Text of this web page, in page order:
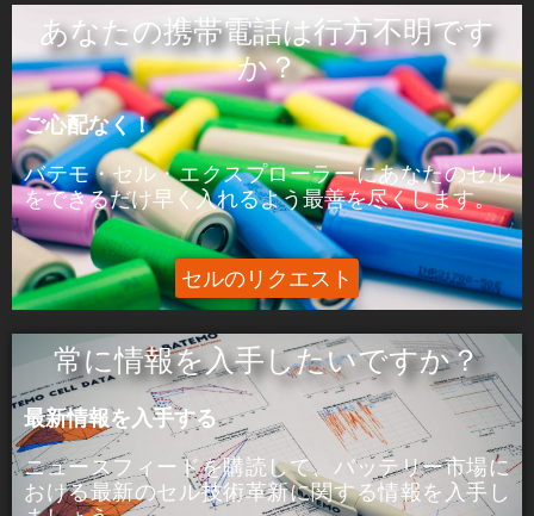
ÒâæÒâ»Òâ╝:
ピーク電力はセルが5分間供給できる電力であ
る。
þÅ¥Õ£¿:
ピーク電流は、セルが5分間供給できる電流であ
る。
あなたの携帯電話は行方不明です
か？
ご心配なく！
バテモ・セル・エクスプローラーにあなたのセル
をできるだけ早く入れるよう最善を尽くします。
セルのリクエスト
常に情報を入手したいですか？
最新情報を入手する
ニュースフィードを購読して、バッテリー市場に
おける最新のセル技術革新に関する情報を入手し